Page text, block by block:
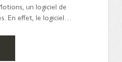
un logiciel de
En effet, le logiciel…